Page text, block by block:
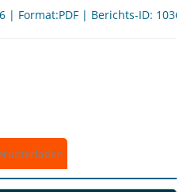
| Format:PDF | Berichts-ID: